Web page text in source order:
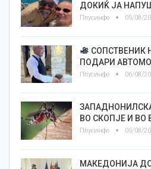
ДОКИЌ ЈА
Плусинфо 05/08/
СОПСТВЕНИК
ПОДАРИ
Плусинфо 06/08/
ВО СКОПЈЕ И ВО
Плусинфо 05/08/
МАКЕДОНИЈА